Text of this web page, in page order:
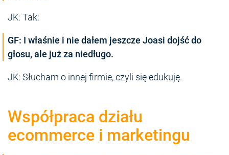
JK: Tak:
GF: I właśnie i nie dałem jeszcze Joasi dojść do
głosu, ale już za niedługo.
JK: Słucham o innej firmie, czyli się edukuję.
Współpraca działu
ecommerce i marketingu